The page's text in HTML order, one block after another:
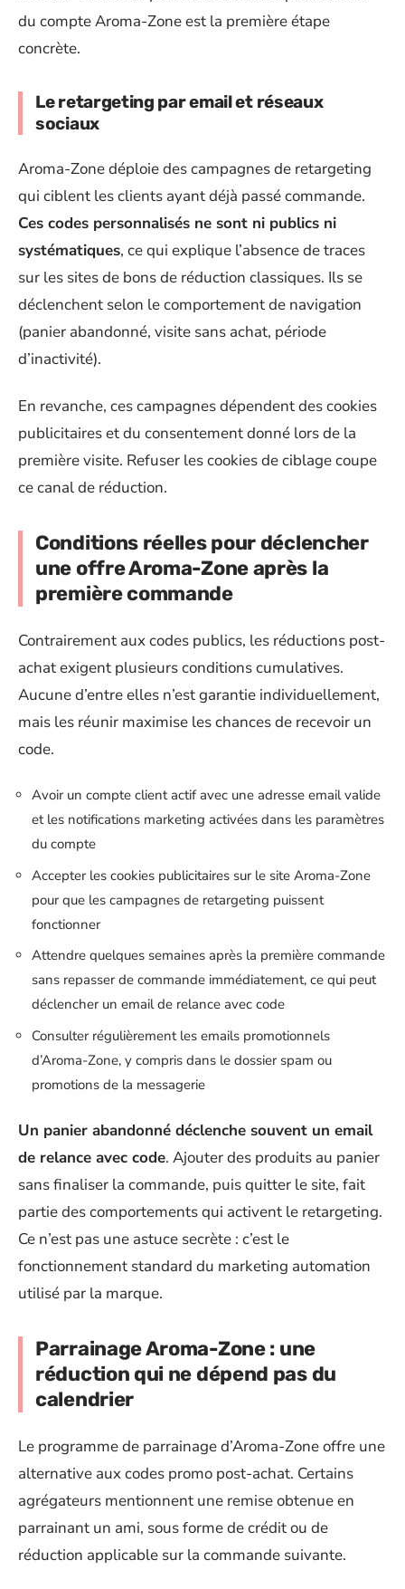
du compte Aroma-Zone est la première étape
concrète.
Le retargeting par email et réseaux
sociaux
Aroma-Zone déploie des campagnes de retargeting
qui ciblent les clients ayant déjà passé commande.
Ces codes personnalisés ne sont ni publics ni
systématiques, ce qui explique l’absence de traces
sur les sites de bons de réduction classiques. Ils se
déclenchent selon le comportement de navigation
(panier abandonné, visite sans achat, période
d’inactivité).
En revanche, ces campagnes dépendent des cookies
publicitaires et du consentement donné lors de la
première visite. Refuser les cookies de ciblage coupe
ce canal de réduction.
Conditions réelles pour déclencher
une offre Aroma-Zone après la
première commande
Contrairement aux codes publics, les réductions post-
achat exigent plusieurs conditions cumulatives.
Aucune d’entre elles n’est garantie individuellement,
mais les réunir maximise les chances de recevoir un
code.
Avoir un compte client actif avec une adresse email valide
et les notifications marketing activées dans les paramètres
du compte
Accepter les cookies publicitaires sur le site Aroma-Zone
pour que les campagnes de retargeting puissent
fonctionner
Attendre quelques semaines après la première commande
sans repasser de commande immédiatement, ce qui peut
déclencher un email de relance avec code
Consulter régulièrement les emails promotionnels
d’Aroma-Zone, y compris dans le dossier spam ou
promotions de la messagerie
Un panier abandonné déclenche souvent un email
de relance avec code. Ajouter des produits au panier
sans finaliser la commande, puis quitter le site, fait
partie des comportements qui activent le retargeting.
Ce n’est pas une astuce secrète : c’est le
fonctionnement standard du marketing automation
utilisé par la marque.
Parrainage Aroma-Zone : une
réduction qui ne dépend pas du
calendrier
Le programme de parrainage d’Aroma-Zone offre une
alternative aux codes promo post-achat. Certains
agrégateurs mentionnent une remise obtenue en
parrainant un ami, sous forme de crédit ou de
réduction applicable sur la commande suivante.